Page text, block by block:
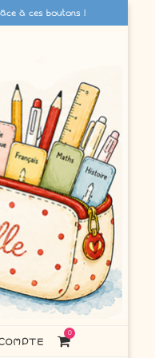
à ces boutons !
0